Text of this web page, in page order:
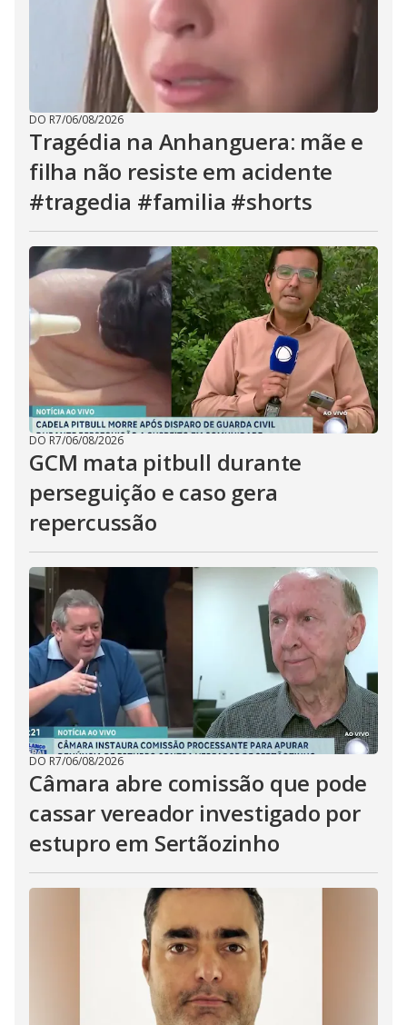
DO R7/06/08/2026
Tragédia na Anhanguera: mãe e
filha não resiste em acidente
#tragedia #familia #shorts
DO R7/06/08/2026
GCM mata pitbull durante
perseguição e caso gera
repercussão
DO R7/06/08/2026
Câmara abre comissão que pode
cassar vereador investigado por
estupro em Sertãozinho